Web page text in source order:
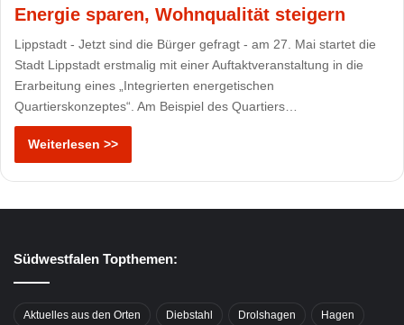
Energie sparen, Wohnqualität steigern
Lippstadt - Jetzt sind die Bürger gefragt - am 27. Mai startet die
Stadt Lippstadt erstmalig mit einer Auftaktveranstaltung in die
Erarbeitung eines „Integrierten energetischen
Quartierskonzeptes“. Am Beispiel des Quartiers…
Weiterlesen >>
Südwestfalen Topthemen:
Aktuelles aus den Orten Diebstahl Drolshagen Hagen